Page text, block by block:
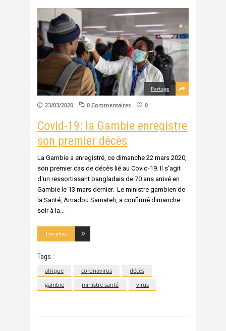
Partage
23/03/2020 0 Commentaires 0
Covid-19: la Gambie enregistre
son premier décès
La Gambie a enregistré, ce dimanche 22 mars 2020,
son premier cas de décès lié au Covid-19. Il s'agit
d'un ressortissant bangladais de 70 ans arrivé en
Gambie le 13 mars dernier. Le ministre gambien de
la Santé, Amadou Samateh, a confirmé dimanche
soir à la
Lire plus...
Tags :
afrique coronavirus
décès
gambie
ministre santé virus